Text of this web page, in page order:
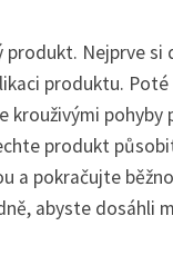
produkt. Nejprve
produktu.
krouživými pohyby
produkt
a pokračujte
abyste dosáhli